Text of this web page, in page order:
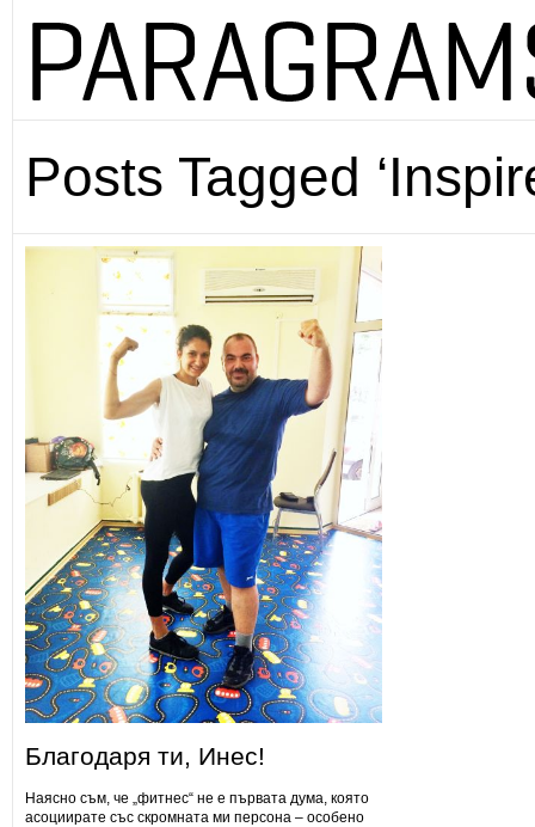
Posts Tagged
Благодаря ти, Инес!
Наясно съм, че „фитнес“ не е първата дума, която
асоциирате със скромната ми персона – особено